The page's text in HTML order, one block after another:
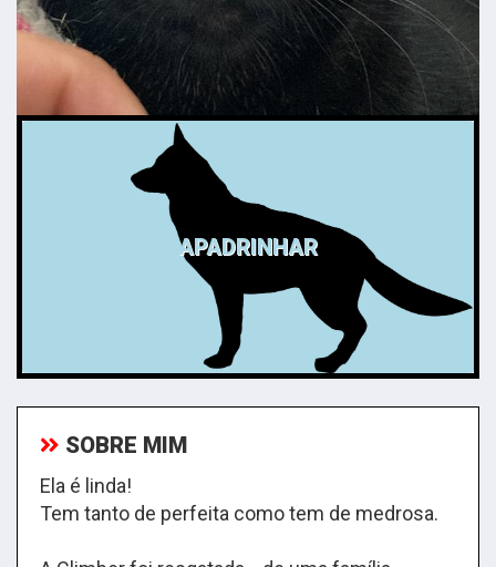
APADRINHAR
SOBRE MIM
Ela é linda!
Tem tanto de perfeita como tem de medrosa.